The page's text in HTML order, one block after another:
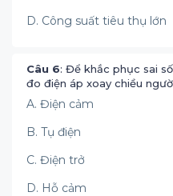
D. Công suất tiêu thụ lớn
Câu 6: Để khắc phục sai
đo điện áp xoay chiều
A. Điện cảm
B. Tụ điện
C. Điện trở
D. Hỗ cảm